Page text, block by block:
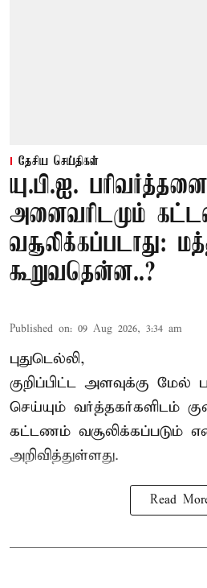
தேசிய செய்திகள்
யு.பி.ஐ.
அனைவரிடமும்
வசூலிக்கப்படாது:
கூறுவதென்ன..?
Published on: 09 Aug 2026, 3:34 am
புதுடெல்லி,
குறிப்பிட்ட அளவுக்கு மேல்
செய்யும் வர்த்தகர்களிடம்
கட்டணம் வசூலிக்கப்படும்
அறிவித்துள்ளது.
Read